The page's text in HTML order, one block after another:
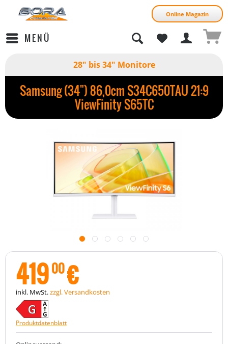
Online Magazin
MENÜ
28" bis 34" Monitore
Samsung (34") 86,0cm S34C650TAU 21:9
ViewFinity S65TC
41900€
inkl. MwSt.zzgl. Versandkosten
Produktdatenblatt